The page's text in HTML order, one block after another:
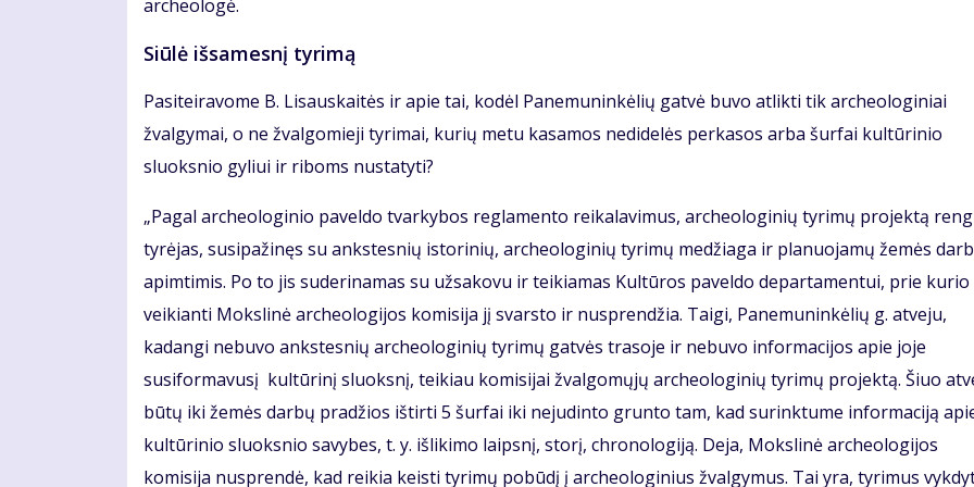
archeologė.
Siūlė išsamesnį tyrimą
Pasiteiravome B. Lisauskaitės ir apie tai, kodėl Panemuninkėlių gatvė buvo atlikti tik archeologiniai
žvalgymai, o ne žvalgomieji tyrimai, kurių metu kasamos nedidelės perkasos arba šurfaі kultūrinio
sluoksnio gyliui ir riboms nustatyti?
„Pagal archeologinio paveldo tvarkybos reglamento reikalavimus, archeologinių tyrimų projektą
tyrėjas, susipažinęs su ankstesnių istorinių, archeologinių tyrimų medžiaga ir planuojamų žemės
apimtimis. Po to jis suderinamas su užsakovu ir teikiamas Kultūros paveldo departamentui, prie kurio
veikianti Mokslinė archeologijos komisija jį svarsto ir nusprendžia. Taigi, Panemuninkėlių g. atveju,
kadangi nebuvo ankstesnių archeologinių tyrimų gatvės trasoje ir nebuvo informacijos apie joje
susiformavusį kultūrinį sluoksnį, teikiau komisijai žvalgomųjų archeologinių tyrimų projektą. Šiuo
būtų iki žemės darbų pradžios ištirti 5 šurfai iki nejudinto grunto tam, kad surinktume informaciją
kultūrinio sluoksnio savybes, t. y. išlikimo laipsnį, storį, chronologiją. Deja, Mokslinė archeologijos
komisija nusprendė, kad reikia keisti tyrimų pobūdį į archeologinius žvalgymus. Tai yra, tyrimus